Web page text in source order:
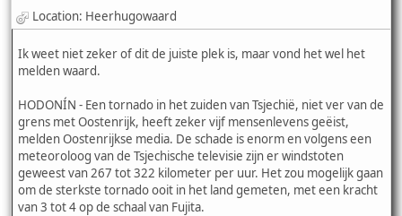
Location: Heerhugowaard
Ik weet niet zeker of dit de juiste plek is, maar vond het wel het
melden waard.
HODONÍN - Een tornado in het zuiden van Tsjechië, niet ver van de
grens met Oostenrijk, heeft zeker vijf mensenlevens geëist,
melden Oostenrijkse media. De schade is enorm en volgens een
meteoroloog van de Tsjechische televisie zijn er windstoten
geweest van 267 tot 322 kilometer per uur. Het zou mogelijk gaan
om de sterkste tornado ooit in het land gemeten, met een kracht
van 3 tot 4 op de schaal van Fujita.